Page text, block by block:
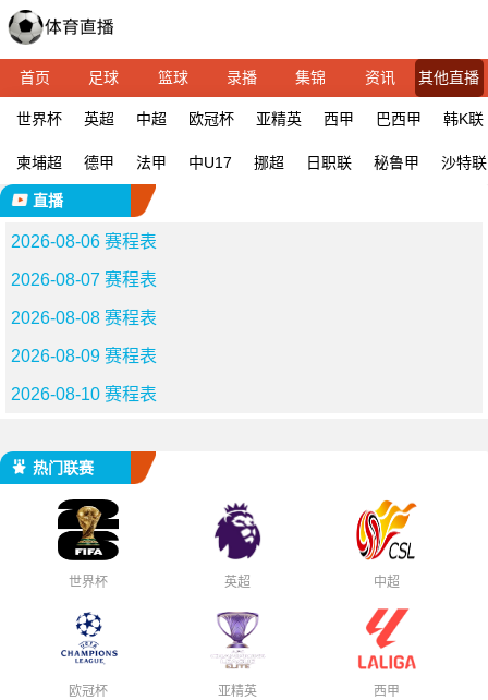
首页 足球 篮球 录播 集锦 资讯 其他直播
世界杯 英超 中超 欧冠杯 亚精英 西甲 巴西甲 韩K联
柬埔超 德甲 法甲 中U17 挪超 日职联 秘鲁甲 沙特联
直播
2026-08-06 赛程表
2026-08-07 赛程表
2026-08-08 赛程表
2026-08-09 赛程表
2026-08-10 赛程表
热门联赛
世界杯 英超 中超
欧冠杯 亚精英 西甲